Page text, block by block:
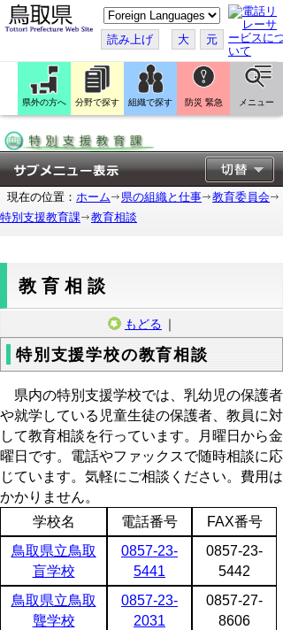
こ
の
ペ
ー
ジ
翻
訳
す
読み上げ 大 元
県外の方へ 分野で探す 組織で探す 防災 緊急 メニュー
現在の位置： ホーム 県の組織と仕事
教育委員会
特別支援教育課
教育相談
教育相談
もどる ｜
特別支援学校の教育相談
県内の特別支援学校では、乳幼児の保護者
や就学している児童生徒の保護者、教員に対
して教育相談を行っています。月曜日から金
曜日です。電話やファックスで随時相談に応
じています。気軽にご相談ください。費用は
かかりません。
学校名
電話番号
FAX番号
鳥取県立鳥取
盲学校
0857-23-
5441
0857-23-
5442
鳥取県立鳥取
聾学校
0857-23-
2031
0857-27-
8606